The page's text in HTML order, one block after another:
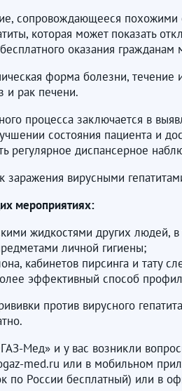
сопровождающееся
которая может показать
оказания
форма болезни,
и рак печени.
процесса заключается в
состояния пациента и
регулярное диспансерное
заражения вирусными
мероприятиях:
жидкостями других людей,
личной гигиены;
кабинетов пирсинга и тату
эффективный способ
против вирусного
Мед» и у вас возникли
med.ru или в мобильном
по России бесплатный) или в